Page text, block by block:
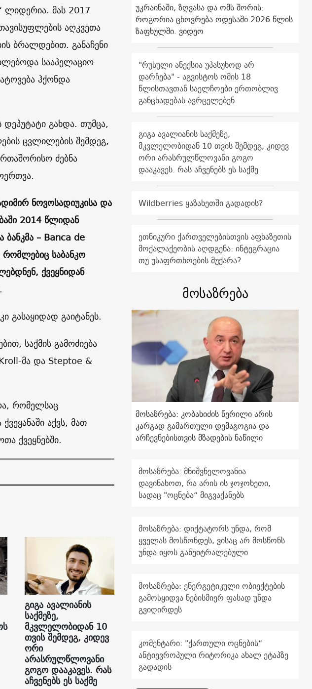
ლიდერია. მას 2017
აღკვეთა
ბრალდებით. განაჩენი
სააპელაციო
ჰქონდა
გახდა. თუმცა,
ცვლილების შემდეგ,
ძებნა
ნოვოსადიუკისა და
2014 წლიდან
– Banca de
რომლებიც საბანკო
ქვეყნიდან
გასაყიდად გაიტანეს.
საქმის გამოძიება
-მა დაSteptoe &
რომელსაც
აქვს, მათ
ქვეყნებში.
გიგა ავალიანის
საქმეზე,
მკვლელობიდან 10
თვის შემდეგ, კიდევ
ორი
არასრულწლოვანი
გოგო დააკავეს. რას
აჩვენებს ეს საქმე
უკრაინაში, ზღვასა და ომს შორის:
როგორია ცხოვრება ოდესაში 2026 წლის
ზაფხულში. ვიდეო
"რუსული ანექსია უპასუხოდ არ
დარჩება" - აგვისტოს ომის 18
წლისთავთან საელჩოები ერთობლივ
განცხადებას ავრცელებენ
გიგა ავალიანის საქმეზე,
მკვლელობიდან 10 თვის შემდეგ, კიდევ
ორი არასრულწლოვანი გოგო
დააკავეს. რას აჩვენებს ეს საქმე
Wildberries ყაზახეთში გადადის?
ეთნიკური ქართველებისთვის აფხაზეთის
მოქალაქეობის აღდგენა: ინტეგრაცია
თუ უსაფრთხოების მუქარა?
მოსაზრება
მოსაზრება: კობახიძის წერილი არის
კარგად გამართული დემაგოგია და
არჩევნებისთვის მზადების ნაწილი
მოსაზრება: მნიშვნელოვანია
დავინახოთ, რა არის ის ჯოჯოხეთი,
სადაც "ოცნება“ მიგვაქანებს
მოსაზრება: დიქტატორს უნდა, რომ
ყველას მოსწონდეს, ვისაც არ მოსწონს
უნდა იყოს განეიტრალებული
მოსაზრება: ენერგეტიკული ობიექტების
გამოსყიდვა ნებისმიერ ფასად უნდა
გვიღირდეს
კომენტარი: "ქართული ოცნების“
ანტიევროპული რიტორიკა ახალ ეტაპზე
გადადის